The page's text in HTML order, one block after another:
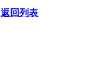
返回列表